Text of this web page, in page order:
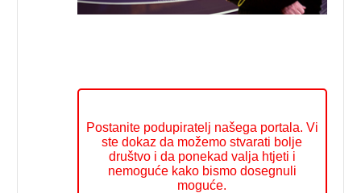
Postanite podupiratelj našega portala. Vi
ste dokaz da možemo stvarati bolje
društvo i da ponekad valja htjeti i
nemoguće kako bismo dosegnuli
moguće.